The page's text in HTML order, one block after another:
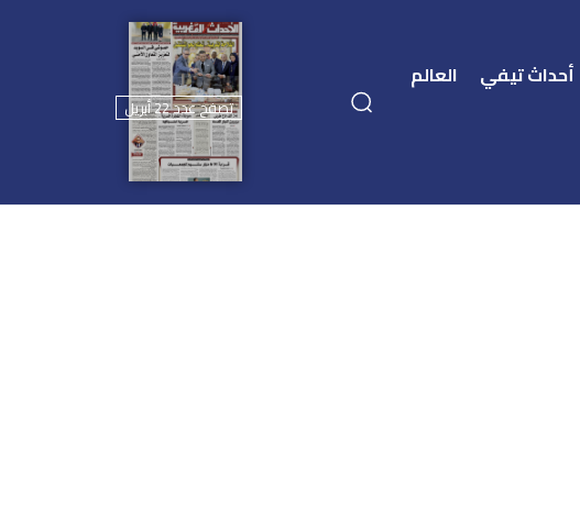
أحداث تيفي
العالم
تصفح عدد 22 أبريل